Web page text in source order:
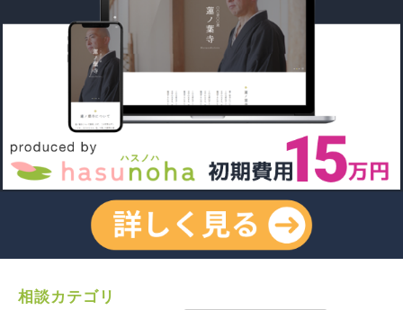
相談カテゴリ